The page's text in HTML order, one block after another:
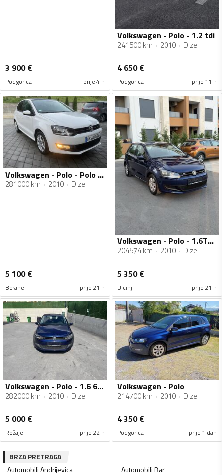
3 900€
Podgorica prije 4 h
Volkswagen - Polo - 1.2 tdi
241500 km 2010 Dizel
4 650€
Podgorica prije 11 h
Volkswagen - Polo - Polo 1.6 TDI
281000 km 2010 Dizel
5 100€
Berane prije 21 h
Volkswagen - Polo - 1.6TDI BLUEMOTION
204574 km 2010 Dizel
5 350€
Ulcinj prije 21 h
Volkswagen - Polo - 1.6 66kw
282000 km 2010 Dizel
5 000€
Rožaje prije 22 h
Volkswagen - Polo
214700 km 2010 Dizel
4 350€
Podgorica prije 1 dan
BRZA PRETRAGA
AutomobiliAndrijevica AutomobiliBar